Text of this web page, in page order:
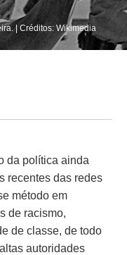
| Créditos: Wikimedia
da política ainda
recentes das redes
método em
de racismo,
de classe, de todo
autoridades